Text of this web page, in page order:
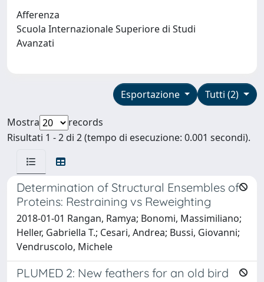
Afferenza
Scuola Internazionale Superiore di Studi
Avanzati
Tutti (2)
Esportazione
Mostra
records
Risultati 1 - 2 di 2 (tempo di esecuzione: 0.001 secondi).
Determination of Structural Ensembles of
Proteins: Restraining vs Reweighting
2018-01-01 Rangan, Ramya; Bonomi, Massimiliano;
Heller, Gabriella T.; Cesari, Andrea; Bussi, Giovanni;
Vendruscolo, Michele
PLUMED 2: New feathers for an old bird